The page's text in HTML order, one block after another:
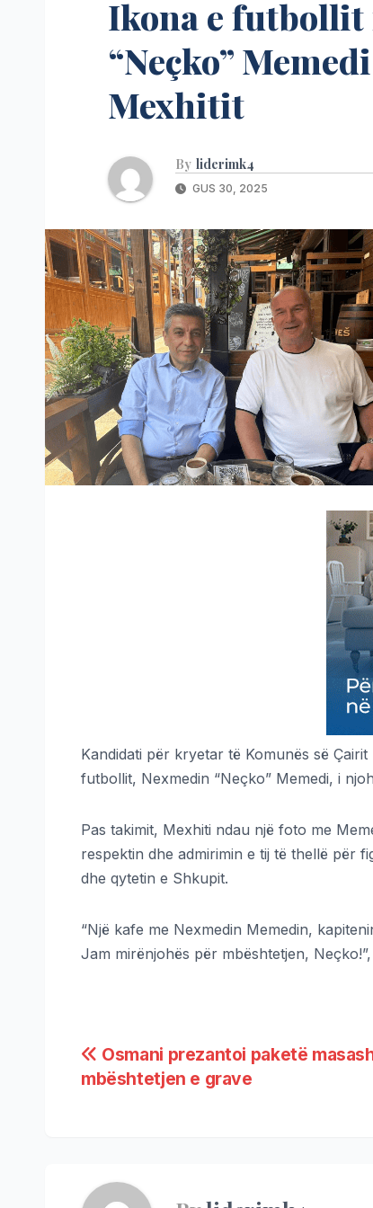
Ikona e futbollit
“Neçko”
Mexhitit
By liderimk4
GUS 30, 2025
Kandidati për kryetar të Komunës së
futbollit, Nexmedin “Neçko” Memedi, i
Pas takimit, Mexhiti ndau një foto me
respektin dhe admirimin e tij të thellë për
dhe qytetin e Shkupit.
“Një kafe me Nexmedin Memedin,
Jam mirënjohës për mbështetjen,
Osmani prezantoi paketë
mbështetjen e grave